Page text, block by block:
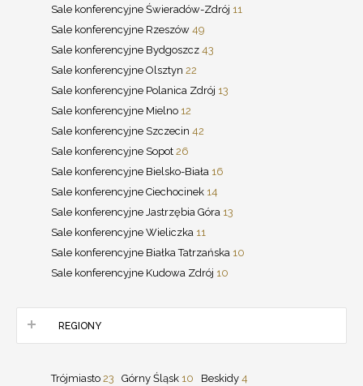
Sale konferencyjne Świeradów-Zdrój 11
Sale konferencyjne Rzeszów 49
Sale konferencyjne Bydgoszcz 43
Sale konferencyjne Olsztyn 22
Sale konferencyjne Polanica Zdrój 13
Sale konferencyjne Mielno 12
Sale konferencyjne Szczecin 42
Sale konferencyjne Sopot 26
Sale konferencyjne Bielsko-Biała 16
Sale konferencyjne Ciechocinek 14
Sale konferencyjne Jastrzębia Góra 13
Sale konferencyjne Wieliczka 11
Sale konferencyjne Białka Tatrzańska 10
Sale konferencyjne Kudowa Zdrój 10
REGIONY
Trójmiasto 23 Górny Śląsk 10 Beskidy 4